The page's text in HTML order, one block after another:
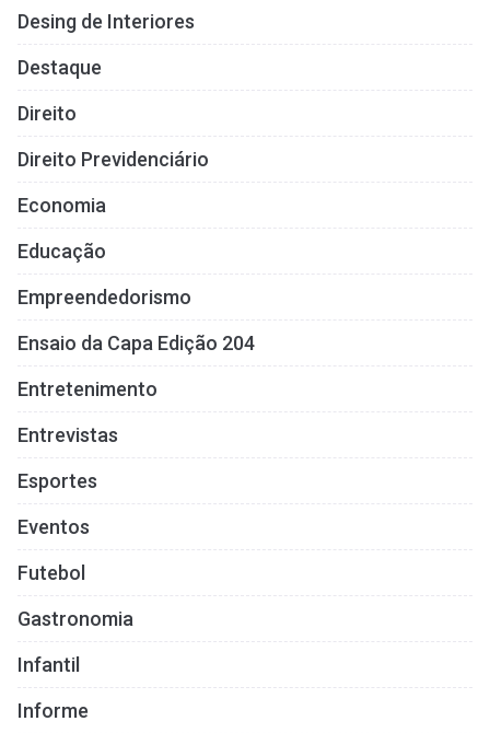
Desing de Interiores
Destaque
Direito
Direito Previdenciário
Economia
Educação
Empreendedorismo
Ensaio da Capa Edição 204
Entretenimento
Entrevistas
Esportes
Eventos
Futebol
Gastronomia
Infantil
Informe